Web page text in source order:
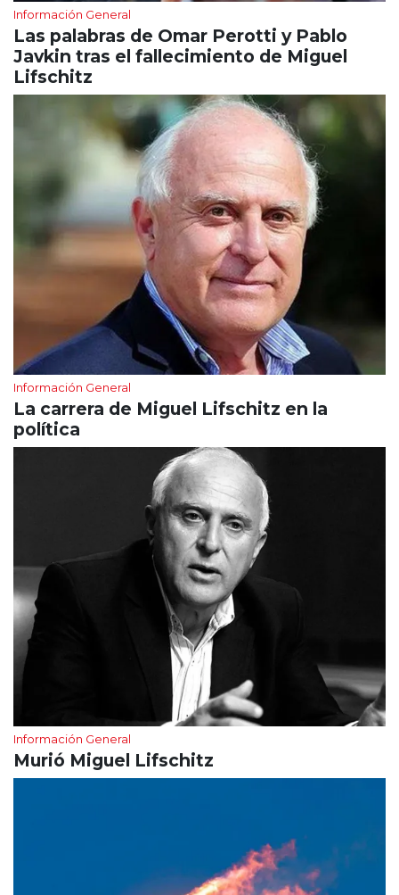
Información General
Las palabras de Omar Perotti y Pablo
Javkin tras el fallecimiento de Miguel
Lifschitz
Información General
La carrera de Miguel Lifschitz en la
política
Información General
Murió Miguel Lifschitz